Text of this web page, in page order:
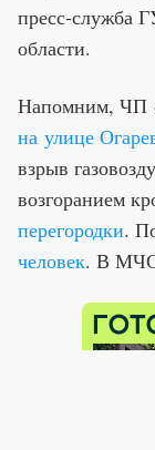
пресс-служба
области.
Напомним, ЧП
на улице
взрыв
возгоранием
перегородки.
человек. В МЧС